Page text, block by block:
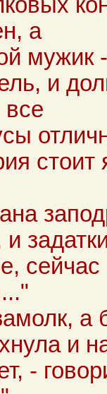
а
мужик
и
и
а
и
-